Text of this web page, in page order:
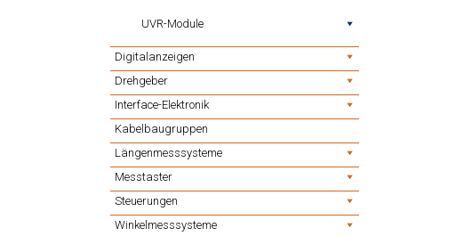
UVR-Module
Digitalanzeigen
Drehgeber
Interface-Elektronik
Kabelbaugruppen
Längenmesssysteme
Messtaster
Steuerungen
Winkelmesssysteme